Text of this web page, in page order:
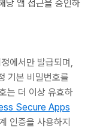
당 앱 접근을 승인하
에서만 발급되며,
기본 비밀번호를
는 더 이상 유효하
Secure Apps
인증을 사용하지